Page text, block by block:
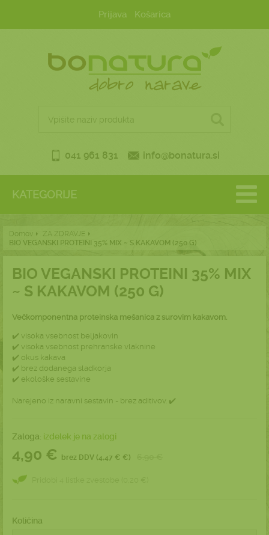
Prijava Košarica
041 961 831 info@bonatura.si
KATEGORIJE
Domov
ZA ZDRAVJE
BIO VEGANSKI PROTEINI 35% MIX ~ S KAKAVOM (250 G)
BIO VEGANSKI PROTEINI 35% MIX
~ S KAKAVOM (250 G)
Večkomponentna proteinska mešanica z surovim kakavom.
✔️ visoka vsebnost beljakovin
✔️ visoka vsebnost prehranske vlaknine
✔️ okus kakava
✔️ brez dodanega sladkorja
✔️ ekološke sestavine
Narejeno iz naravni sestavin - brez aditivov. ✔️
Zaloga: izdelek je na zalogi
4,90 € brez DDV (4,47 € €)
Količina